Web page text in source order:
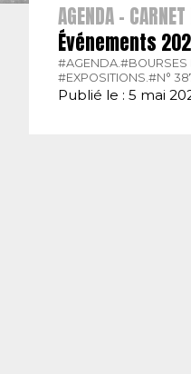
AGENDA -
Événements
#AGENDA. #BOURSES
#EXPOSITIONS. #N°
Publié le : 5 mai